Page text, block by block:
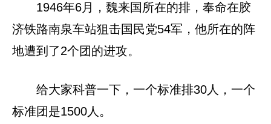
1946年6月，魏来国所在的排，奉命在胶
济铁路南泉车站狙击国民党54军，他所在的阵
地遭到了2个团的进攻。
给大家科普一下，一个标准排30人，一个
标准团是1500人。